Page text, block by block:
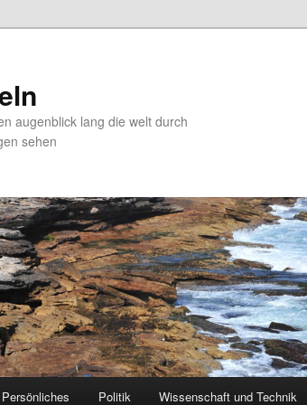
augenblick lang die welt durch
sehen
contentcontent
Persönliches Politik Wissenschaft und Technik